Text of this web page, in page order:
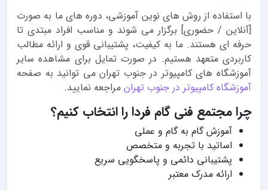
با استفاده از روش های نوین آموزشی، دوره های ما به صورت
[آنلاین / حضوری] برگزار می شوند و مناسب افراد مبتدی تا
حرفه ای هستند. ما به کیفیت، پشتیبانی قوی و ارائه مطالب
کاربردی متعهد هستیم. در صورت تمایل برای مشاهده سایر
آموزشگاه های کامپیوتر در جنوب تهران می توانید به صفحه
آموزشگاه کامپیوتر در جنوب تهران مراجعه نمایید.
چرا مجتمع فنی گام فردا را انتخاب کنیم؟
آموزش گام به گام و عملی
اساتید با تجربه و متخصص
پشتیبانی دائمی و پاسخگویی سریع
ارائه مدرک معتبر